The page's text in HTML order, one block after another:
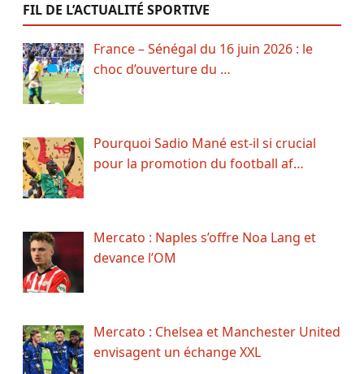
FIL DE L’ACTUALITÉ SPORTIVE
France – Sénégal du 16 juin 2026 : le
choc d’ouverture du …
Pourquoi Sadio Mané est-il si crucial
pour la promotion du football af…
Mercato : Naples s’offre Noa Lang et
devance l’OM
Mercato : Chelsea et Manchester United
envisagent un échange XXL